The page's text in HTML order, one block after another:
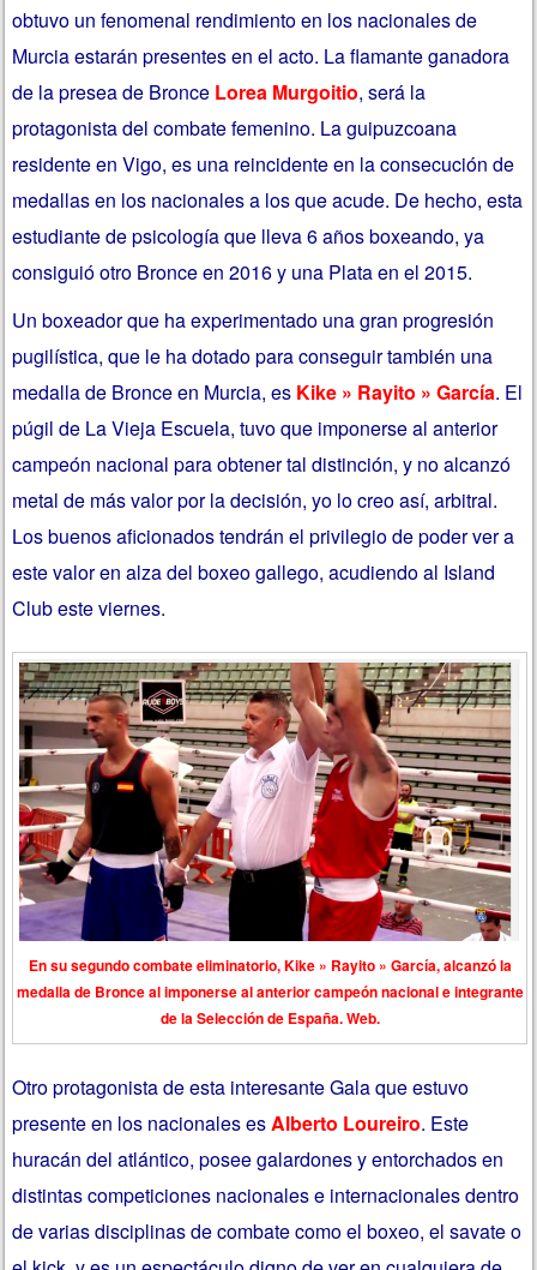
obtuvo un fenomenal rendimiento en los nacionales de
Murcia estarán presentes en el acto. La flamante ganadora
de la presea de Bronce Lorea Murgoitio, será la
protagonista del combate femenino. La guipuzcoana
residente en Vigo, es una reincidente en la consecución de
medallas en los nacionales a los que acude. De hecho, esta
estudiante de psicología que lleva 6 años boxeando, ya
consiguió otro Bronce en 2016 y una Plata en el 2015.
Un boxeador que ha experimentado una gran progresión
pugilística, que le ha dotado para conseguir también una
medalla de Bronce en Murcia, es Kike » Rayito » García. El
púgil de La Vieja Escuela, tuvo que imponerse al anterior
campeón nacional para obtener tal distinción, y no alcanzó
metal de más valor por la decisión, yo lo creo así, arbitral.
Los buenos aficionados tendrán el privilegio de poder ver a
este valor en alza del boxeo gallego, acudiendo al Island
Club este viernes.
En su segundo combate eliminatorio, Kike » Rayito » García, alcanzó la
medalla de Bronce al imponerse al anterior campeón nacional e integrante
de la Selección de España. Web.
Otro protagonista de esta interesante Gala que estuvo
presente en los nacionales esAlberto Loureiro. Este
huracán del atlántico, posee galardones y entorchados en
distintas competiciones nacionales e internacionales dentro
de varias disciplinas de combate como el boxeo, el savate o